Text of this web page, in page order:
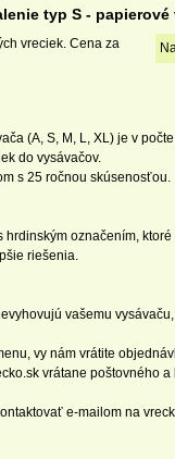
typ S -
vreciek. Cena za
(A, S, M, L, XL) je v
do vysávačov.
s 25 ročnou skúsenosťou.
označením,
riešenia.
vašemu
vy nám vrátite
vrátane poštovného
e-mailom na